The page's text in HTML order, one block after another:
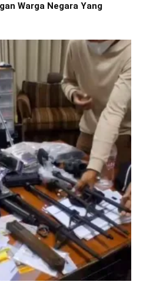
Warga Negara Yang